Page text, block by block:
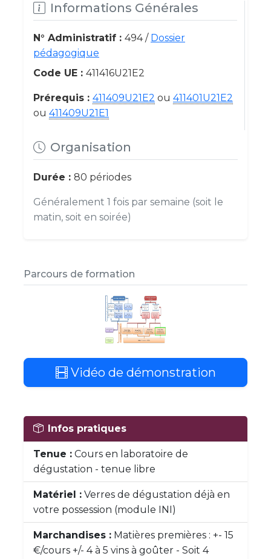
Informations Générales
N° Administratif : 494 / Dossier
pédagogique
Code UE : 411416U21E2
Prérequis : 411409U21E2 ou 411401U21E2
ou 411409U21E1
Organisation
Durée : 80 périodes
Généralement 1 fois par semaine (soit le
matin, soit en soirée)
Parcours de formation
Vidéo de démonstration
Infos pratiques
Tenue : Cours en laboratoire de
dégustation - tenue libre
Matériel : Verres de dégustation déjà en
votre possession (module INI)
Marchandises : Matières premières : +- 15
€/cours +/- 4 à 5 vins à goûter - Soit 4